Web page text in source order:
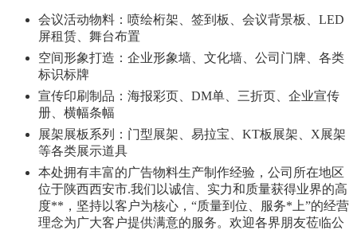
会议活动物料：喷绘桁架、签到板、会议背景板、LED
屏租赁、舞台布置
空间形象打造：企业形象墙、文化墙、公司门牌、各类
标识标牌
宣传印刷制品：海报彩页、DM单、三折页、企业宣传
册、横幅条幅
展架展板系列：门型展架、易拉宝、KT板展架、X展架
等各类展示道具
本处拥有丰富的广告物料生产制作经验，公司所在地区
位于陕西西安市.我们以诚信、实力和质量获得业界的高
度**，坚持以客户为核心，“质量到位、服务*上”的经营
理念为广大客户提供满意的服务。欢迎各界朋友莅临公